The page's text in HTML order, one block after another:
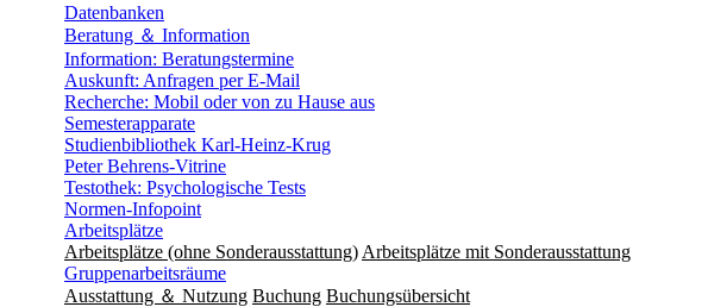
Datenbanken
Beratung ＆ Information
Information: Beratungstermine
Auskunft: Anfragen per E-Mail
Recherche: Mobil oder von zu Hause aus
Semesterapparate
Studienbibliothek Karl-Heinz-Krug
Peter Behrens-Vitrine
Testothek: Psychologische Tests
Normen-Infopoint
Arbeitsplätze
Arbeitsplätze (ohne Sonderausstattung) Arbeitsplätze mit Sonderausstattung
Gruppenarbeitsräume
Ausstattung ＆ Nutzung Buchung Buchungsübersicht